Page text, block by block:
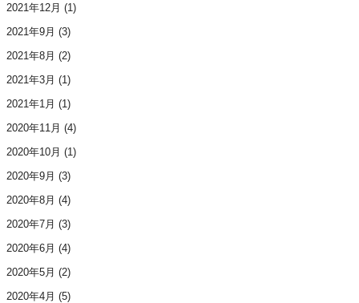
2021年12月 (1)
2021年9月 (3)
2021年8月 (2)
2021年3月 (1)
2021年1月 (1)
2020年11月 (4)
2020年10月 (1)
2020年9月 (3)
2020年8月 (4)
2020年7月 (3)
2020年6月 (4)
2020年5月 (2)
2020年4月 (5)